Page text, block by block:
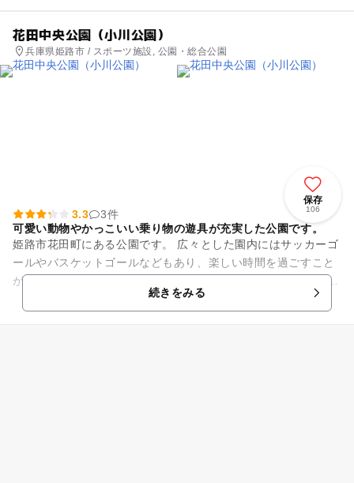
花田中央公園（小川公園）
兵庫県姫路市 / スポーツ施設, 公園・総合公園
保存
106
3.3
3件
可愛い動物やかっこいい乗り物の遊具が充実した公園です。
姫路市花田町にある公園です。 広々とした園内にはサッカーゴ
ールやバスケットゴールなどもあり、楽しい時間を過ごすこと
ができます。 また、ローラーすべり台やスプリング遊具、複合
続きをみる